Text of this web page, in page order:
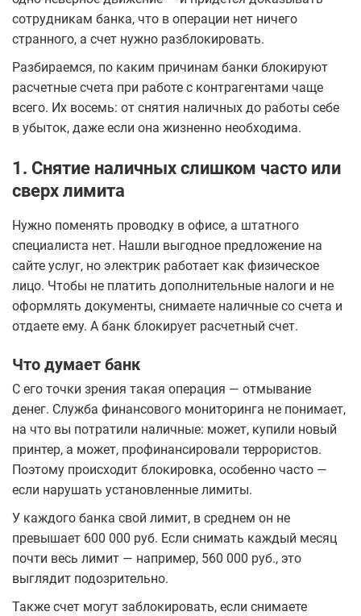
сотрудникам банка, что в операции нет ничего
странного, а счет нужно разблокировать.
Разбираемся, по каким причинам банки блокируют
расчетные счета при работе с контрагентами чаще
всего. Их восемь: от снятия наличных до работы себе
в убыток, даже если она жизненно необходима.
1. Снятие наличных слишком часто или
сверх лимита
Нужно поменять проводку в офисе, а штатного
специалиста нет. Нашли выгодное предложение на
сайте услуг, но электрик работает как физическое
лицо. Чтобы не платить дополнительные налоги и не
оформлять документы, снимаете наличные со счета и
отдаете ему. А банк блокирует расчетный счет.
Что думает банк
С его точки зрения такая операция — отмывание
денег. Служба финансового мониторинга не понимает,
на что вы потратили наличные: может, купили новый
принтер, а может, профинансировали террористов.
Поэтому происходит блокировка, особенно часто —
если нарушать установленные лимиты.
У каждого банка свой лимит, в среднем он не
превышает 600 000 руб. Если снимать каждый месяц
почти весь лимит — например, 560 000 руб., это
выглядит подозрительно.
Также счет могут заблокировать, если снимаете